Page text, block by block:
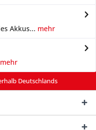
Akkus... mehr
mehr
Deutschlands